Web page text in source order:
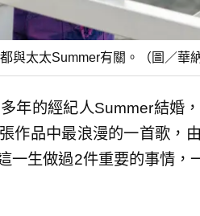
太太Summer有關。（圖／華
年的經紀人Summer結婚
作品中最浪漫的一首歌，
一生做過2件重要的事情，